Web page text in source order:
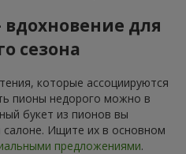
для
сезона
которые ассоциируются
пионы недорого можно в
букет из пионов вы
Ищите их в основном
предложениями.